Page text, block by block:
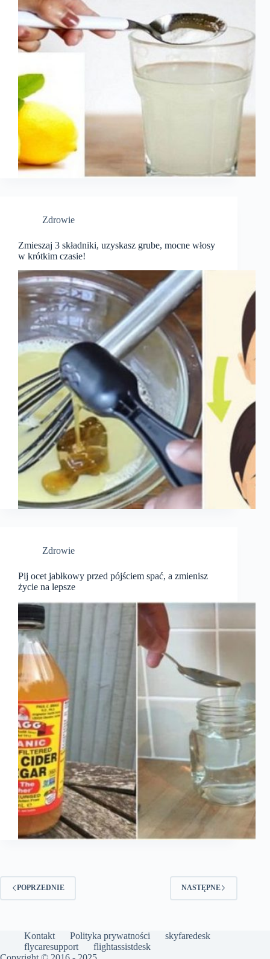
Zdrowie
Zmieszaj 3 składniki, uzyskasz grube, mocne włosy
w krótkim czasie!
Zdrowie
Pij ocet jabłkowy przed pójściem spać, a zmienisz
życie na lepsze
POPRZEDNIE NASTĘPNE
Kontakt Polityka prywatności
skyfaredesk
flycaresupport
flightassistdesk